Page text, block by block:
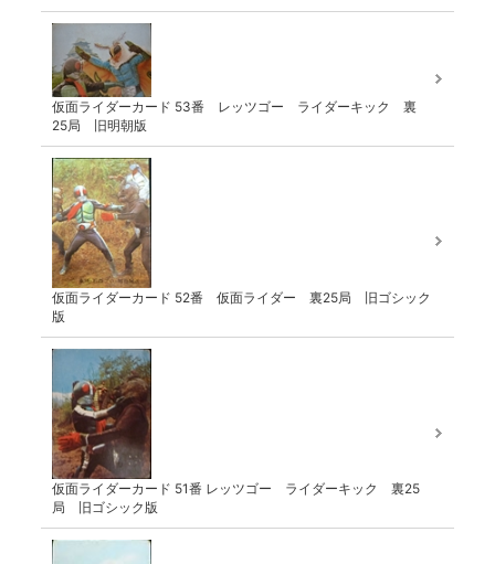
仮面ライダーカード 53番 レッツゴー ライダーキック 裏
25局 旧明朝版
仮面ライダーカード 52番 仮面ライダー 裏25局 旧ゴシック
版
仮面ライダーカード 51番 レッツゴー ライダーキック 裏25
局 旧ゴシック版